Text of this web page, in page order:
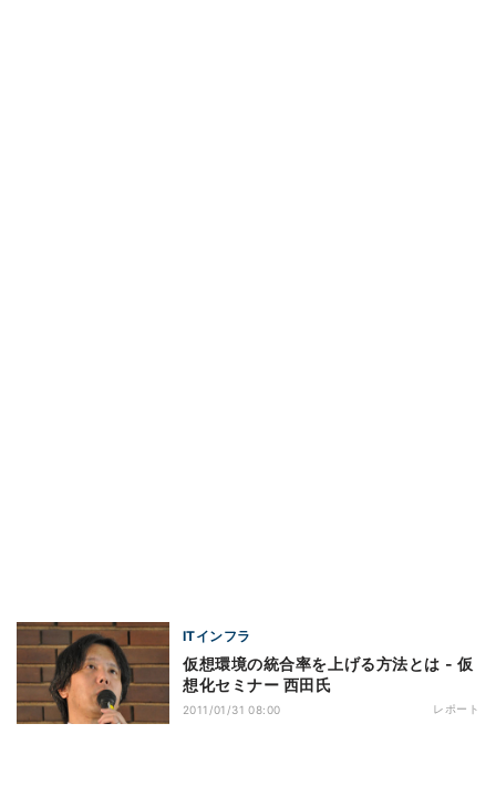
ITインフラ
仮想環境の統合率を上げる方法とは - 仮
想化セミナー 西田氏
2011/01/31 08:00 レポート